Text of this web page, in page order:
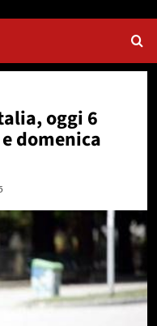
oggi 6
domenica